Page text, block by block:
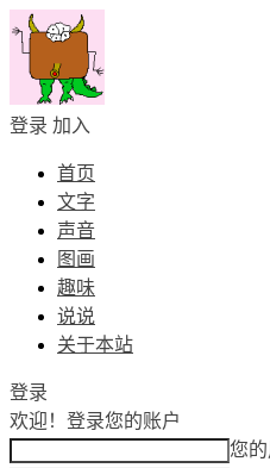
登录 加入
首页
文字
声音
图画
趣味
说说
关于本站
登录
欢迎！ 登录您的账户
您